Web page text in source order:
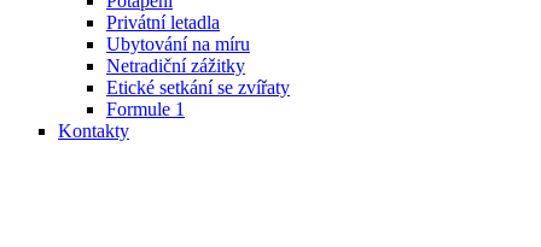
Privátní letadla
Ubytování na míru
Netradiční zážitky
Etické setkání se zvířaty
Formule 1
Kontakty